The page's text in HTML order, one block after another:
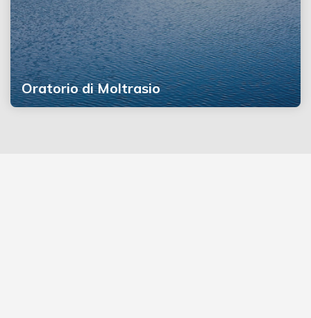
Oratorio di Moltrasio